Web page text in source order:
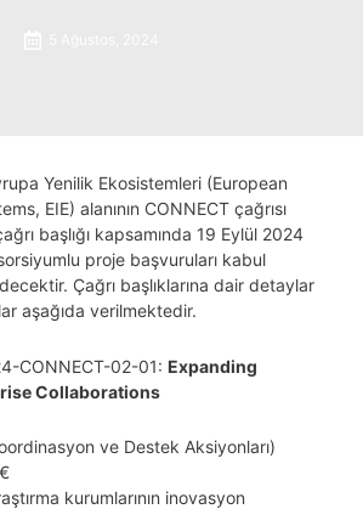
Yenilik Ekosistemleri (European
EIE) alanının CONNECT çağrısı
başlığı kapsamında 19 Eylül 2024
proje başvuruları kabul
Çağrı başlıklarına dair detaylar
aşağıda verilmektedir.
CONNECT-02-01: Expanding
Collaborations
ve Destek Aksiyonları)
kurumlarının inovasyon